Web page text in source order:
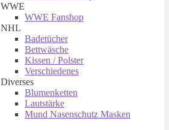
WWE
WWE Fanshop
NHL
Badetücher
Bettwäsche
Kissen / Polster
Verschiedenes
Diverses
Blumenketten
Lautstärke
Mund Nasenschutz Masken